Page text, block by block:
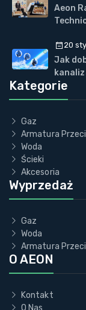
Aeon
20
Jak
Kategorie
Gaz
Armatura
Woda
Ścieki
Akcesoria
Wyprzedaż
Gaz
Woda
Armatura
O AEON
Kontakt
O Nas